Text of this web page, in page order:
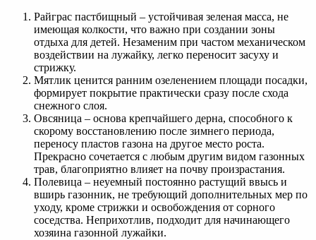
Райграс пастбищный – устойчивая зеленая масса, не
имеющая колкости, что важно при создании зоны
отдыха для детей. Незаменим при частом механическом
воздействии на лужайку, легко переносит засуху и
стрижку.
Мятлик ценится ранним озеленением площади посадки,
формирует покрытие практически сразу после схода
снежного слоя.
Овсяница – основа крепчайшего дерна, способного к
скорому восстановлению после зимнего периода,
переносу пластов газона на другое место роста.
Прекрасно сочетается с любым другим видом газонных
трав, благоприятно влияет на почву произрастания.
Полевица – неуемный постоянно растущий ввысь и
вширь газонник, не требующий дополнительных мер по
уходу, кроме стрижки и освобождения от сорного
соседства. Неприхотлив, подходит для начинающего
хозяина газонной лужайки.